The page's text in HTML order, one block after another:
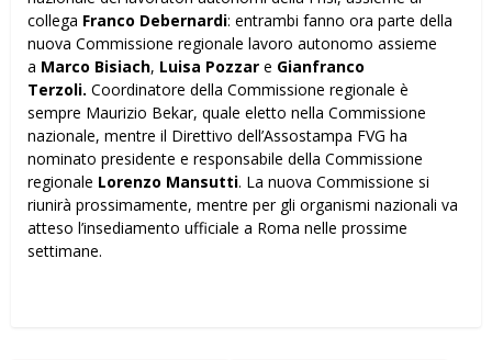
collega Franco Debernardi: entrambi fanno ora parte della
nuova Commissione regionale lavoro autonomo assieme
a Marco Bisiach, Luisa Pozzar e Gianfranco
Terzoli. Coordinatore della Commissione regionale è
sempre Maurizio Bekar, quale eletto nella Commissione
nazionale, mentre il Direttivo dell’Assostampa FVG ha
nominato presidente e responsabile della Commissione
regionale Lorenzo Mansutti. La nuova Commissione si
riunirà prossimamente, mentre per gli organismi nazionali va
atteso l’insediamento ufficiale a Roma nelle prossime
settimane.